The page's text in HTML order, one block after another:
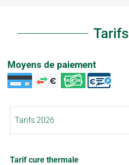
Tarifs
Moyens de paiement
Tarif cure thermale